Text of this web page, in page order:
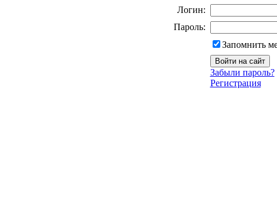
Логин:
Пароль:
Запомнить
Забыли пароль?
Регистрация